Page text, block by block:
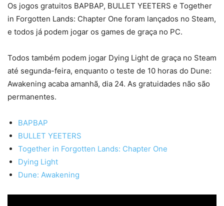
Os jogos gratuitos BAPBAP, BULLET YEETERS e Together
in Forgotten Lands: Chapter One foram lançados no Steam,
e todos já podem jogar os games de graça no PC.
Todos também podem jogar Dying Light de graça no Steam
até segunda-feira, enquanto o teste de 10 horas do Dune:
Awakening acaba amanhã, dia 24. As gratuidades não são
permanentes.
BAPBAP
BULLET YEETERS
Together in Forgotten Lands: Chapter One
Dying Light
Dune: Awakening